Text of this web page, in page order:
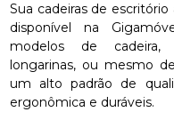
Sua cadeiras de
disponível na
modelos de cadeira,
longarinas, ou mesmo
um alto padrão de
ergonômica e duráveis.